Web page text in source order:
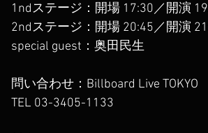
1ndステージ：開場 17:30／開演
2ndステージ：開場 20:45／開演
special guest：奥田民生
問い合わせ：Billboard Live TOKYO
TEL 03-3405-1133